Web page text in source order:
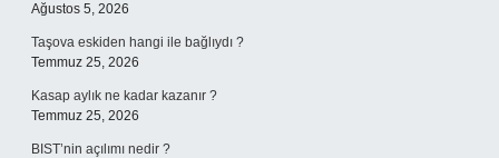
Ağustos 5, 2026
Taşova eskiden hangi ile bağlıydı ?
Temmuz 25, 2026
Kasap aylık ne kadar kazanır ?
Temmuz 25, 2026
BIST’nin açılımı nedir ?